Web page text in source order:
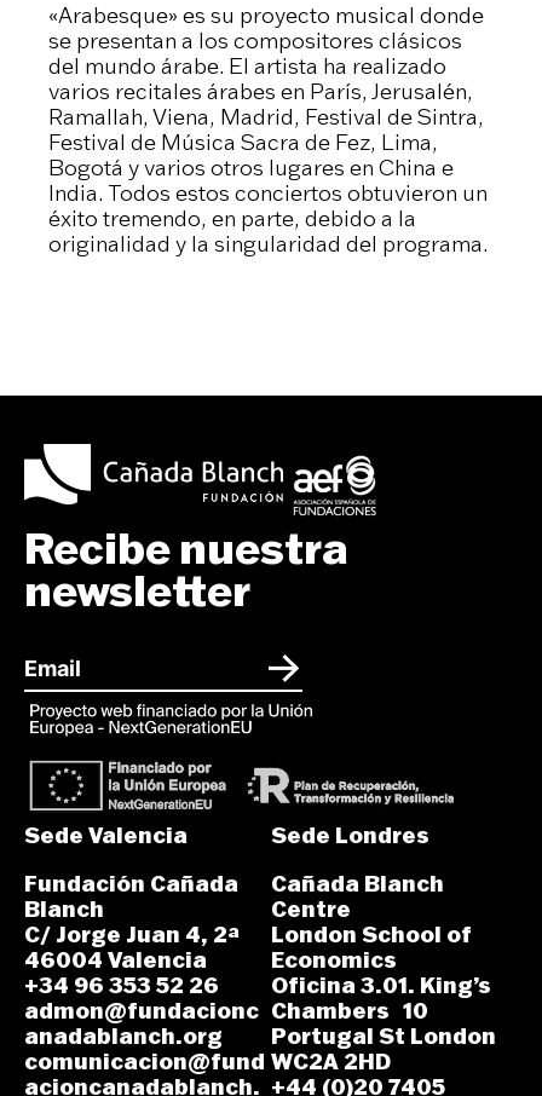
«Arabesque» es su proyecto musical donde
se presentan a los compositores clásicos
del mundo árabe. El artista ha realizado
varios recitales árabes en París, Jerusalén,
Ramallah, Viena, Madrid, Festival de Sintra,
Festival de Música Sacra de Fez, Lima,
Bogotá y varios otros lugares en China e
India. Todos estos conciertos obtuvieron un
éxito tremendo, en parte, debido a la
originalidad y la singularidad del programa.
Recibe nuestra
newsletter
Sede Valencia
Fundación Cañada
Blanch
C/ Jorge Juan 4, 2ª
46004 Valencia
+34 96 353 52 26
admon@fundacionc
anadablanch.org
comunicacion@fund
acioncanadablanch.
Sede Londres
Cañada Blanch
Centre
London School of
Economics
Oficina 3.01. King’s
Chambers 10
Portugal St London
WC2A 2HD
+44 (0)20 7405